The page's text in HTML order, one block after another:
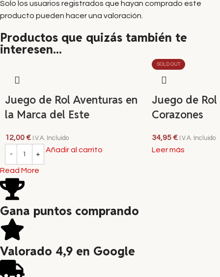
Solo los usuarios registrados que hayan comprado este
producto pueden hacer una valoración.
Productos que quizás también te
interesen...
Juego de Rol Aventuras en
la Marca del Este
12,00€ I.V.A. Incluido
Añadir al carrito
SOLD OUT
Juego de
Corazones
34,95€ I.V.A. Incluido
Leer más
Read More
Gana puntos comprando
Valorado 4,9 en Google